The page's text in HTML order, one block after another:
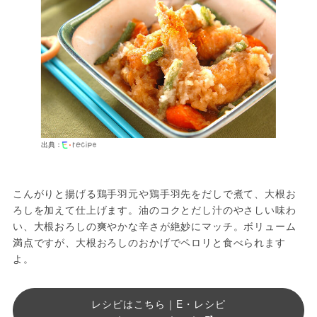
出典：
こんがりと揚げる鶏手羽元や鶏手羽先をだしで煮て、大根お
ろしを加えて仕上げます。油のコクとだし汁のやさしい味わ
い、大根おろしの爽やかな辛さが絶妙にマッチ。ボリューム
満点ですが、大根おろしのおかげでペロリと食べられます
よ。
レシピはこちら｜E・レシピ